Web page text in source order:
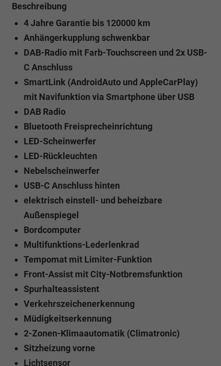
Beschreibung
4 Jahre Garantie bis 120000 km
Anhängerkupplung schwenkbar
DAB-Radio mit Farb-Touchscreen und 2x USB-
C Anschluss
SmartLink (AndroidAuto und AppleCarPlay)
mit Navifunktion via Smartphone über USB
DAB Radio
Bluetooth Freisprecheinrichtung
LED-Scheinwerfer
LED-Rückleuchten
Nebelscheinwerfer
USB-C Anschluss hinten
elektrisch einstell- und beheizbare
Außenspiegel
Bordcomputer
Multifunktions-Lederlenkrad
Tempomat mit Limiter-Funktion
Front-Assist mit City-Notbremsfunktion
Spurhalteassistent
Verkehrszeichenerkennung
Müdigkeitserkennung
2-Zonen-Klimaautomatik (Climatronic)
Sitzheizung vorne
Lichtsensor